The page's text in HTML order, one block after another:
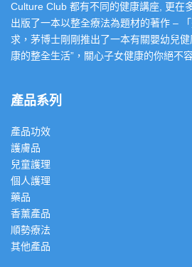
Culture Club 都有不同的健康講座, 更在
出版了一本以整全療法為題材的著作 –
求，茅博士剛剛推出了一本有關嬰幼兒
康的整全生活”，關心子女健康的你絕不
產品系列
產品功效
護膚品
兒童護理
個人護理
藥品
香薰產品
順勢療法
其他產品